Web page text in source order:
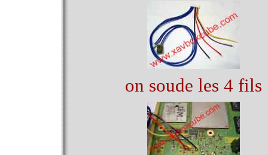
on soude les 4 fils